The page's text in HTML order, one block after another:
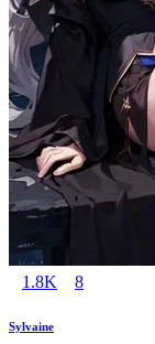
1.8K 8
Sylvaine